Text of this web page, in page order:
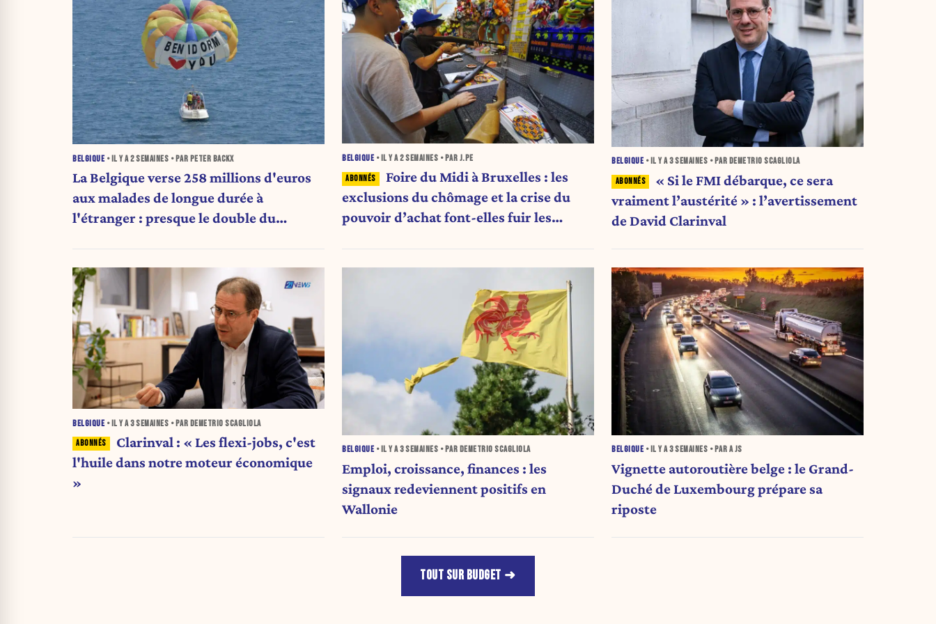
BELGIQUE • IL Y A2 SEMAINES • PAR PETER BACKX
La Belgique verse 258 millions d'euros
aux malades de longue durée à
l'étranger : presque le double du
BELGIQUE • IL Y A2 SEMAINES • PAR J.PE
Foire du Midi à Bruxelles : les
exclusions du chômage et la crise du
pouvoir d’achat font-elles fuir les
BELGIQUE • IL Y A3 SEMAINES • PAR DEMETRIO SCAGLIOLA
« Si le FMI débarque, ce sera
vraiment l’austérité » : l’avertissement
de David Clarinval
BELGIQUE • IL Y A3 SEMAINES • PAR DEMETRIO SCAGLIOLA
Clarinval : « Les flexi-jobs, c'est
l'huile dans notre moteur économique
»
BELGIQUE • IL Y A3 SEMAINES • PAR DEMETRIO SCAGLIOLA
Emploi, croissance, finances : les
signaux redeviennent positifs en
Wallonie
BELGIQUE • IL Y A3 SEMAINES • PAR A JS
Vignette autoroutière belge : le Grand-
Duché de Luxembourg prépare sa
riposte
TOUT SUR BUDGET